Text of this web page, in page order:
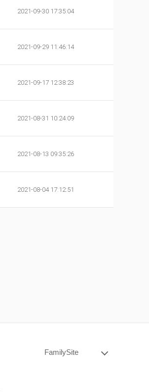
2021-09-30 17:35:04
2021-09-29 11:46:14
2021-09-17 12:38:23
2021-08-31 10:24:09
2021-08-13 09:35:26
2021-08-04 17:12:51
FamilySite